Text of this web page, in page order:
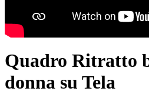
Quadro Ritratto
donna su Tela